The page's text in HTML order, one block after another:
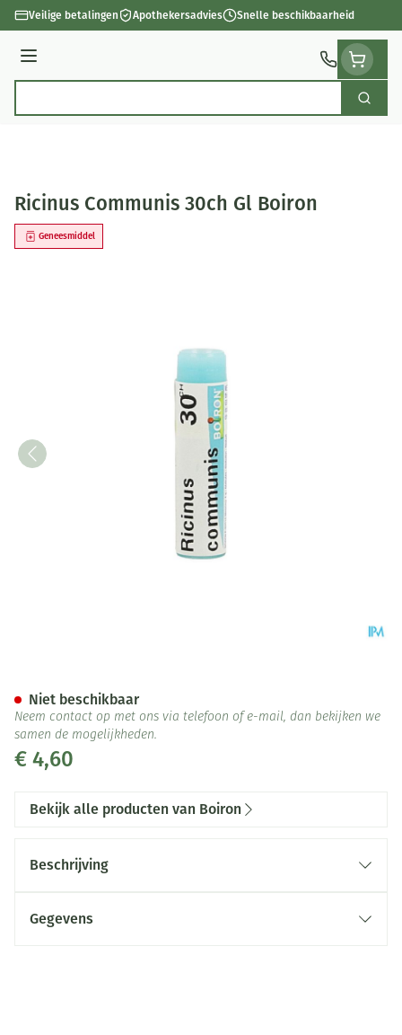
Ga naar de inhoud
Veilige betalingen Apothekersadvies Snelle beschikbaarheid
Menu
Zoek
Ricinus Communis 30ch Gl Boiron
Geneesmiddel
€ 4,60
Niet beschikbaar
Neem contact op met ons via telefoon of e-mail, dan bekijken we
samen de mogelijkheden.
Bekijk alle producten van Boiron
Beschrijving
Gegevens